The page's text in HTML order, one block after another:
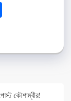
কৌশাম্বীর!